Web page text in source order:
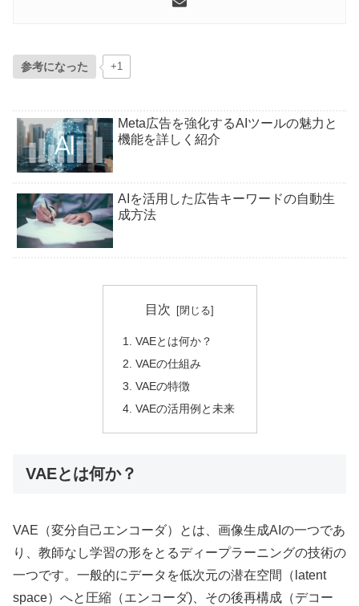
参考になった +1
Meta広告を強化するAIツールの魅力と
機能を詳しく紹介
AIを活用した広告キーワードの自動生
成方法
目次
VAEとは何か？
VAEの仕組み
VAEの特徴
VAEの活用例と未来
VAEとは何か？
VAE（変分自己エンコーダ）とは、画像生成AIの一つであ
り、教師なし学習の形をとるディープラーニングの技術の
一つです。一般的にデータを低次元の潜在空間（latent
space）へと圧縮（エンコーダ)、その後再構成（デコー